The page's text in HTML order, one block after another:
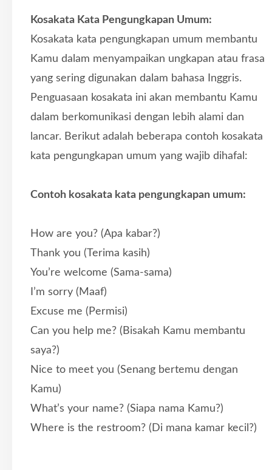
Kosakata Kata Pengungkapan Umum:
Kosakata kata pengungkapan umum membantu
Kamu dalam menyampaikan ungkapan atau frasa
yang sering digunakan dalam bahasa Inggris.
Penguasaan kosakata ini akan membantu Kamu
dalam berkomunikasi dengan lebih alami dan
lancar. Berikut adalah beberapa contoh kosakata
kata pengungkapan umum yang wajib dihafal:
Contoh kosakata kata pengungkapan umum:
How are you? (Apa kabar?)
Thank you (Terima kasih)
You’re welcome (Sama-sama)
I’m sorry (Maaf)
Excuse me (Permisi)
Can you help me? (Bisakah Kamu membantu
saya?)
Nice to meet you (Senang bertemu dengan
Kamu)
What’s your name? (Siapa nama Kamu?)
Where is the restroom? (Di mana kamar kecil?)